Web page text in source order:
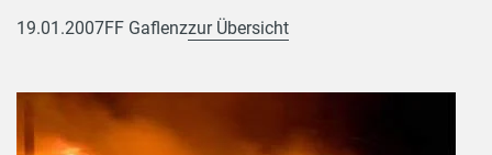
19.01.2007FF Gaflenzzur Übersicht